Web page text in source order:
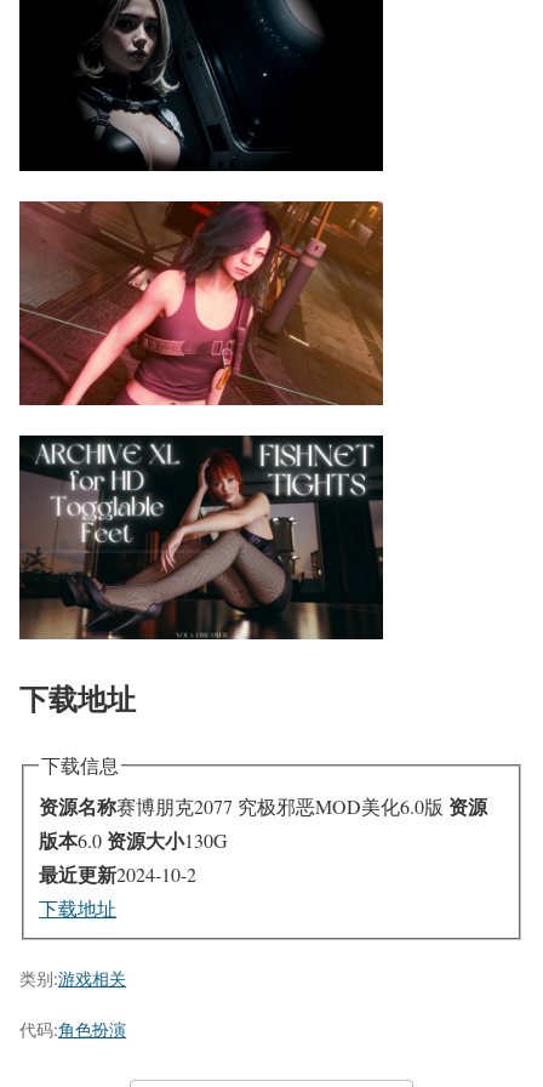
下载地址
下载信息
资源名称赛博朋克2077 究极邪恶MOD美化6.0版 资源
版本6.0 资源大小130G
最近更新2024-10-2
下载地址
类别:游戏相关
代码:角色扮演